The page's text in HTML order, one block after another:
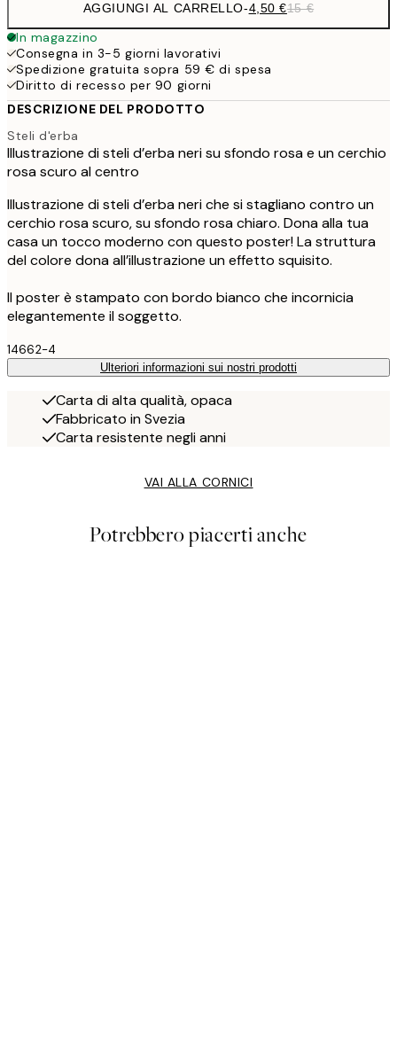
AGGIUNGI AL CARRELLO-4,50 €15 €
In magazzino
Consegna in 3-5 giorni lavorativi
Spedizione gratuita sopra 59 € di spesa
Diritto di recesso per 90 giorni
DESCRIZIONE DEL PRODOTTO
Steli d'erba
Illustrazione di steli d’erba neri su sfondo rosa e un cerchio
rosa scuro al centro
Illustrazione di steli d’erba neri che si stagliano contro un
cerchio rosa scuro, su sfondo rosa chiaro. Dona alla tua
casa un tocco moderno con questo poster! La struttura
del colore dona all’illustrazione un effetto squisito.
Il poster è stampato con bordo bianco che incornicia
elegantemente il soggetto.
14662-4
Ulteriori informazioni sui nostri prodotti
Carta di alta qualità, opaca
Fabbricato in Svezia
Carta resistente negli anni
VAI ALLA CORNICI
Potrebbero piacerti anche